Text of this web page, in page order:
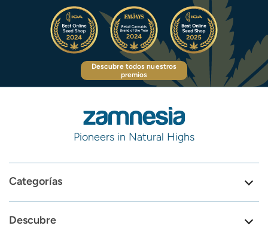
Descubre todos nuestros
premios
Pioneers in Natural Highs
Categorías
Descubre